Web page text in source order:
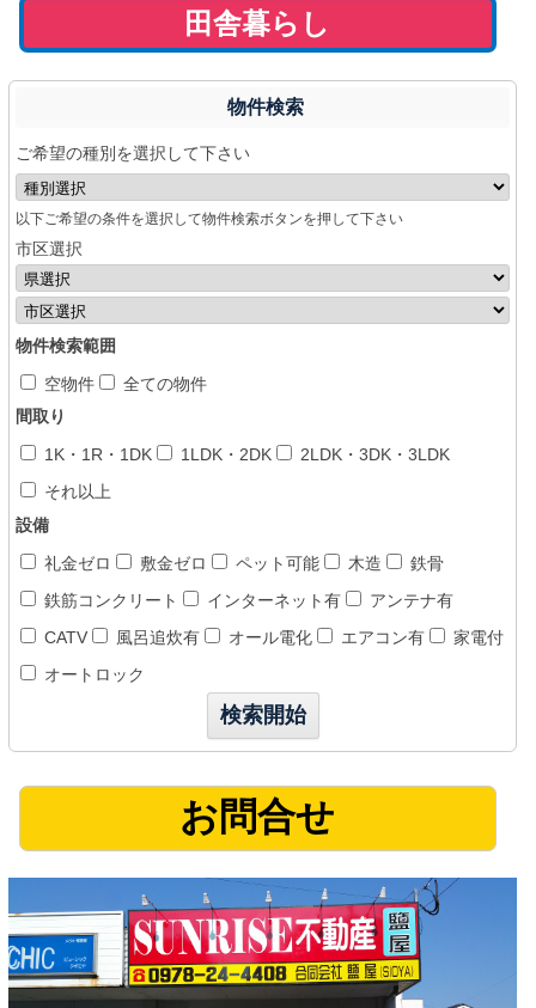
田舎暮らし
物件検索
ご希望の種別を選択して下さい
以下ご希望の条件を選択して物件検索ボタンを押して下さい
市区選択
物件検索範囲
空物件
全ての物件
間取り
1K・1R・1DK 1LDK・2DK
2LDK・3DK・3LDK
それ以上
設備
礼金ゼロ 敷金ゼロ ペット可能 木造
鉄骨
鉄筋コンクリート
インターネット有
アンテナ有
CATV
風呂追炊有 オール電化 エアコン有
家電付
オートロック
お問合せ